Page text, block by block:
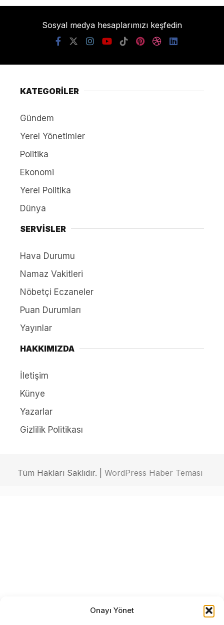
Onayı Yönet
Sosyal medya hesaplarımızı keşfedin
KATEGORİLER
Gündem
Yerel Yönetimler
Politika
Ekonomi
Yerel Politika
Dünya
SERVİSLER
Hava Durumu
Namaz Vakitleri
Nöbetçi Eczaneler
Puan Durumları
Yayınlar
HAKKIMIZDA
İletişim
Künye
Yazarlar
Gizlilik Politikası
Tüm Hakları Saklıdır. | WordPress Haber Teması